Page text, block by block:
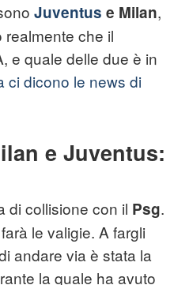
Juventus e Milan,
che il
e quale delle due è in
ci dicono le news di
e Juventus:
di collisione con il Psg.
le valigie. A fargli
andare via è stata la
la quale ha avuto